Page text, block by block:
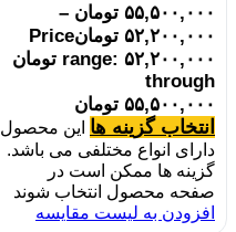
۵۵,۵۰۰,۰۰۰ تومان –
۵۲,۲۰۰,۰۰۰ تومانPrice
range: ۵۲,۲۰۰,۰۰۰ تومان
through
۵۵,۵۰۰,۰۰۰ تومان
انتخاب گزینه ها این محصول
دارای انواع مختلفی می باشد.
گزینه ها ممکن است در
صفحه محصول انتخاب شوند
افزودن به لیست مقایسه